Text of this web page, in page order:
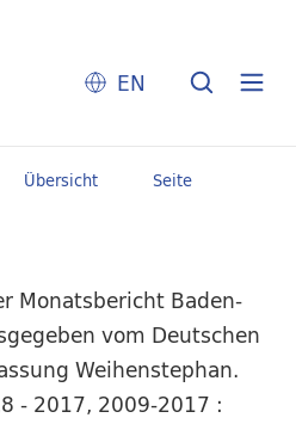
EN
Übersicht Seite
Monatsbericht Baden-
vom Deutschen
Weihenstephan.
- 2017, 2009-2017 :